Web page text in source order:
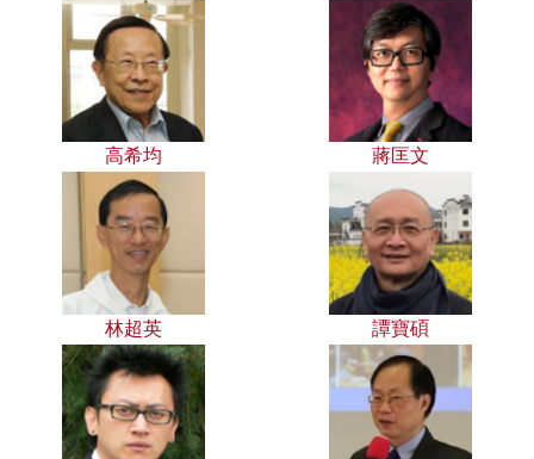
高希均 蔣匡文
林超英 譚寶碩